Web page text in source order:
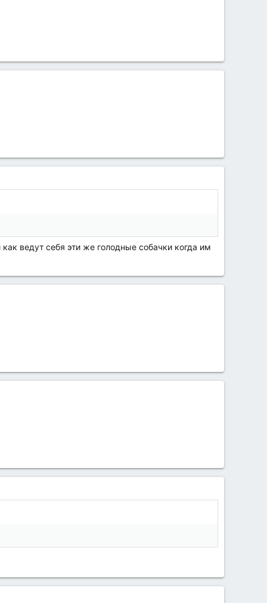
ведут себя эти же голодные собачки когда им